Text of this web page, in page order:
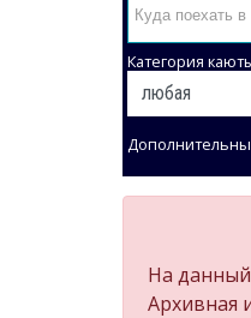
Категория
На данный
Архивная